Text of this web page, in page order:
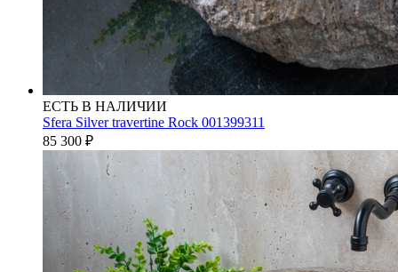
ЕСТЬ В НАЛИЧИИ
Sfera Silver travertine Rock 001399311
85 300 ₽